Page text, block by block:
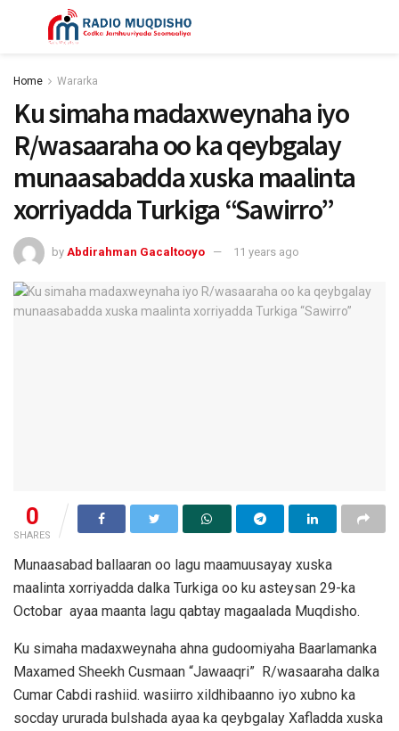
Home Wararka
Ku simaha madaxweynaha iyo
R/wasaaraha oo ka qeybgalay
munaasabadda xuska maalinta
xorriyadda Turkiga “Sawirro”
by Abdirahman Gacaltooyo 11 years ago
0
SHARES
Munaasabad ballaaran oo lagu maamuusayay xuska
maalinta xorriyadda dalka Turkiga oo ku asteysan 29-ka
Octobar ayaa maanta lagu qabtay magaalada Muqdisho.
Ku simaha madaxweynaha ahna gudoomiyaha Baarlamanka
Maxamed Sheekh Cusmaan “Jawaaqri” R/wasaaraha dalka
Cumar Cabdi rashiid. wasiirro xildhibaanno iyo xubno ka
socday ururada bulshada ayaa ka qeybgalay Xafladda xuska